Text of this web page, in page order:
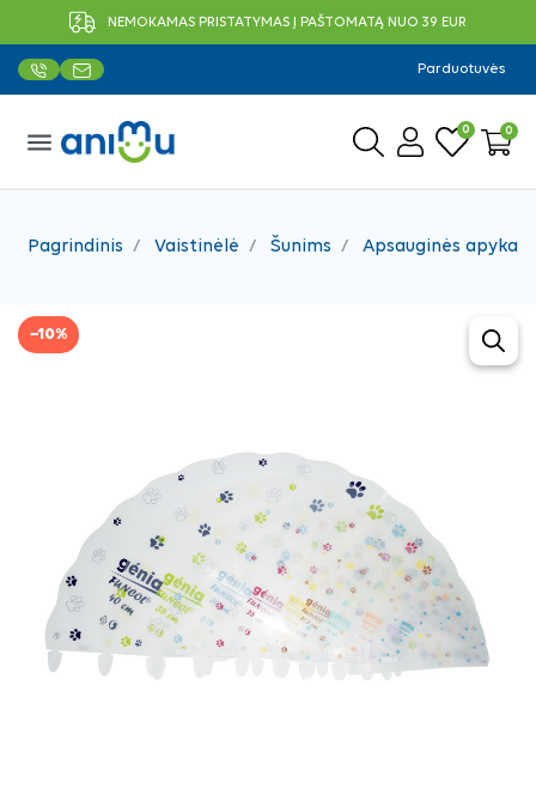
NEMOKAMAS PRISTATYMAS Į PAŠTOMATĄ NUO 39 EUR
Parduotuvės
menu 0 0
Pagrindinis Vaistinėlė Šunims Apsauginės
−10%